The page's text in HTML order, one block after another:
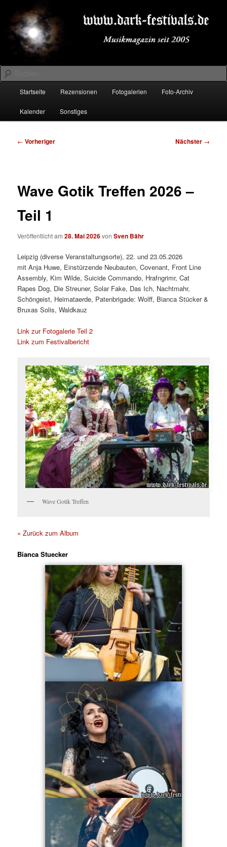
primären
Inhalt
springenDARK-FESTIVALS.DE
Suchen
Startseite Rezensionen Fotogalerien Foto-Archiv
Kalender Sonstiges
Beitragsnavigation
← Vorheriger Nächster →
Wave Gotik Treffen 2026 –
Teil 1
Veröffentlicht am28. Mai 2026vonSven Bähr
Leipzig (diverse Veranstaltungsorte), 22. und 23.05.2026
mit Anja Huwe, Einstürzende Neubauten, Covenant, Front Line
Assembly, Kim Wilde, Suicide Commando, Hrafngrimr, Cat
Rapes Dog, Die Streuner, Solar Fake, Das Ich, Nachtmahr,
Schöngeist, Heimataerde, Patenbrigade: Wolff, Bianca Stücker &
Bruxas Solis, Waldkauz
Link zur Fotogalerie Teil 2
Link zum Festivalbericht
Wave Gotik Treffen
« Zurück zum Album
Bianca Stuecker